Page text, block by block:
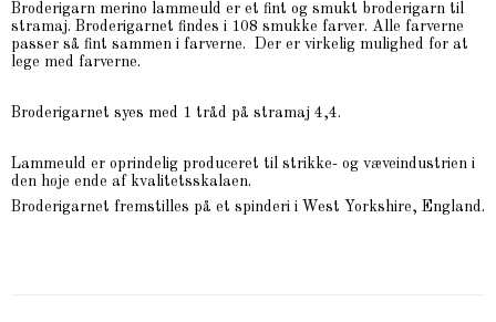
Broderigarn merino lammeuld er et fint og smukt broderigarn til
stramaj. Broderigarnet findes i 108 smukke farver. Alle farverne
passer så fint sammen i farverne. Der er virkelig mulighed for at
lege med farverne.
Broderigarnet syes med 1 tråd på stramaj 4,4.
Lammeuld er oprindelig produceret til strikke- og væveindustrien i
den høje ende af kvalitetsskalaen.
Broderigarnet fremstilles på et spinderi i West Yorkshire, England.